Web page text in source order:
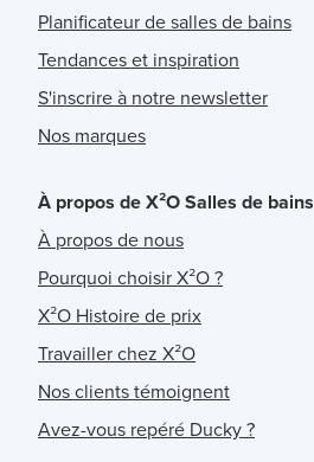
Planificateur de salles de bains
Tendances et inspiration
S'inscrire à notre newsletter
Nos marques
À propos de X²O Salles de bains
À propos de nous
Pourquoi choisir X²O ?
X²O Histoire de prix
Travailler chez X²O
Nos clients témoignent
Avez-vous repéré Ducky ?